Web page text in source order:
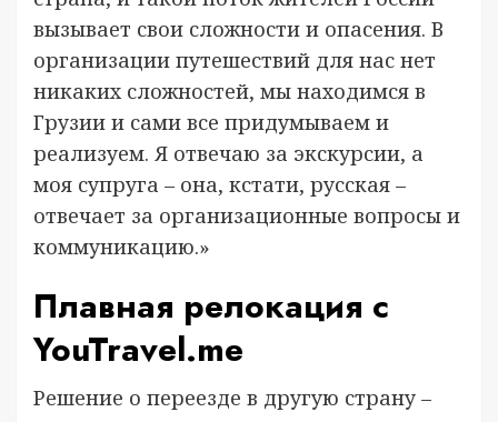
вызывает свои сложности и опасения. В
организации путешествий для нас нет
никаких сложностей, мы находимся в
Грузии и сами все придумываем и
реализуем. Я отвечаю за экскурсии, а
моя супруга – она, кстати, русская –
отвечает за организационные вопросы и
коммуникацию.»
Плавная релокация с
YouTravel.me
Решение о переезде в другую страну –